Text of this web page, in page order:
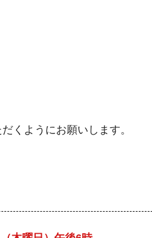
くようにお願いします。